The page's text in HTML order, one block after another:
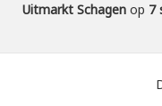
Uitmarkt Schagen op 7